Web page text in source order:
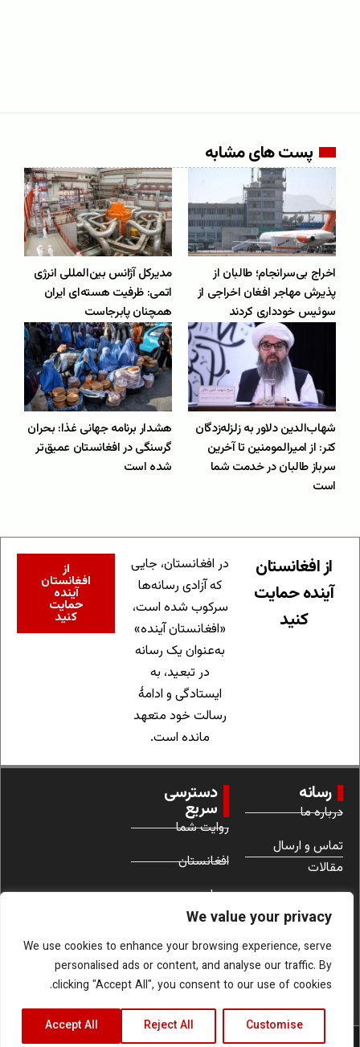
We value your privacy
We use cookies to enhance your browsing experience, serve
personalised ads or content, and analyse our traffic. By
clicking "Accept All", you consent to our use of cookies.
Customise
Reject All
Accept All
پست های مشابه
اخراج بی‌سرانجام؛ طالبان از
پذیرش مهاجر افغان اخراجی از
سوئیس خودداری کردند
مدیرکل آژانس بین‌المللی انرژی
اتمی: ظرفیت هسته‌ای ایران
همچنان پابرجاست
شهاب‌الدین دلاور به زلزله‌زدگان
کنر: از امیرالمومنین تا آخرین
سرباز طالبان در خدمت شما
است
هشدار برنامه جهانی غذا: بحران
گرسنگی در افغانستان عمیق‌تر
شده است
از افغانستان
آینده حمایت
کنید
در افغانستان، جایی
که آزادی رسانه‌ها
سرکوب شده است،
«افغانستان آینده»
به‌عنوان یک رسانه
در تبعید، به
ایستادگی و ادامهٔ
رسالت خود متعهد
مانده است.
از
افغانستان
آینده
حمایت
کنید
رسانه
درباره ما
تماس و ارسال
مقالات
دسترسی
سریع
روایت شما
افغانستان
جهان
کلیه حقوق قانونی این سایت متعلق به افغانستان آینده است.